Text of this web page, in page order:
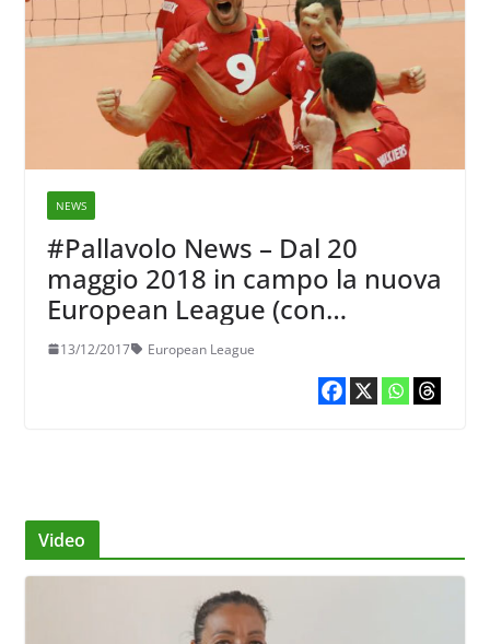
NEWS
#Pallavolo News – Dal 20
maggio 2018 in campo la nuova
European League (con
ripercussioni sui calendari?)
13/12/2017 European League
Video